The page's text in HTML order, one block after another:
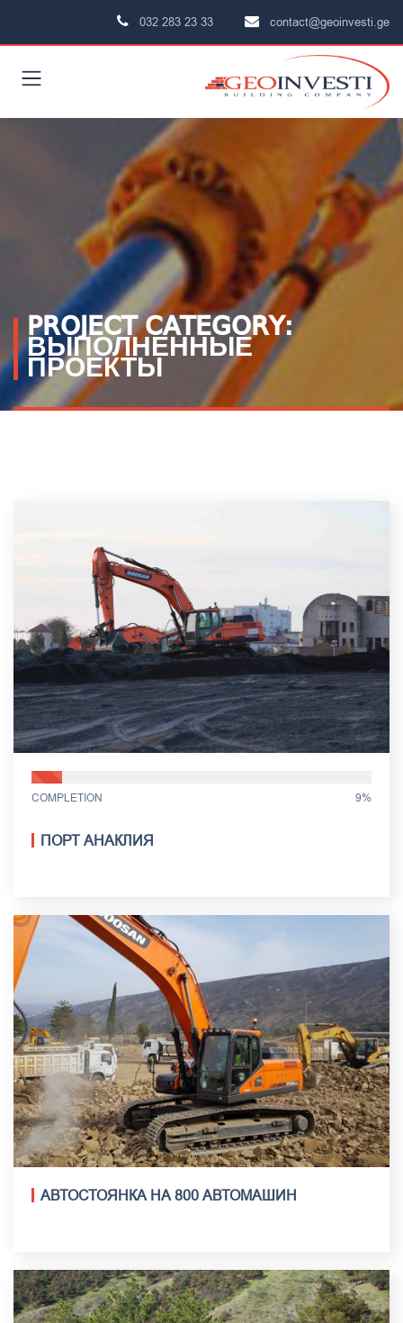
032 283 23 33 contact@geoinvesti.ge
PROJECT CATEGORY:
ВЫПОЛНЕННЫЕ
ПРОЕКТЫ
COMPLETION 9%
ПОРТ АНАКЛИЯ
АВТОСТОЯНКА НА 800 АВТОМАШИН